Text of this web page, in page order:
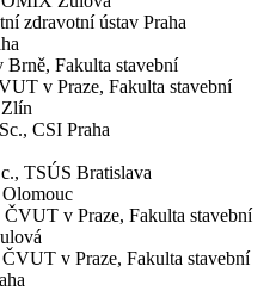
zdravotní ústav Praha
Fakulta stavební
v Praze, Fakulta stavební
CSI Praha
TSÚS Bratislava
v Praze, Fakulta stavební
v Praze, Fakulta stavební